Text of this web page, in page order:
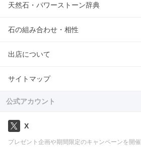
天然石・パワーストーン辞典
石の組み合わせ・相性
出店について
サイトマップ
公式アカウント
X
プレゼント企画や期間限定のキャンペーンを開催